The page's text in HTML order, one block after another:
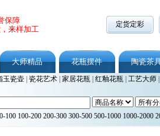
保障
来样加工
定货定彩
大师精品 花瓶摆件 陶瓷茶
玉瓷壶| 瓷花艺术| 家居花瓶| 红釉花瓶| 工艺大师
100 100-200 200-300 300-500 500-1000 1000-2000